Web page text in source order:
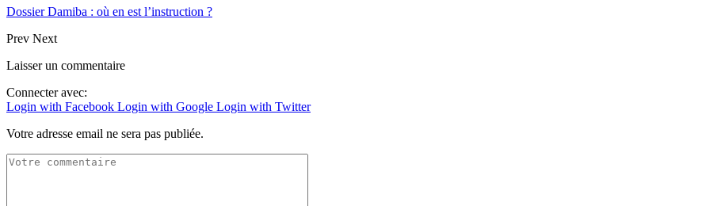
Dossier Damiba : où en est l’instruction ?
Prev Next
Laisser un commentaire
Connecter avec:
Login with Facebook Login with Google Login with Twitter
Votre adresse email ne sera pas publiée.